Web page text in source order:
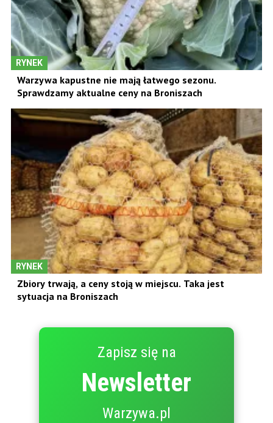
RYNEK
Warzywa kapustne nie mają łatwego sezonu.
Sprawdzamy aktualne ceny na Broniszach
RYNEK
Zbiory trwają, a ceny stoją w miejscu. Taka jest
sytuacja na Broniszach
Zapisz się na
Newsletter
Warzywa.pl